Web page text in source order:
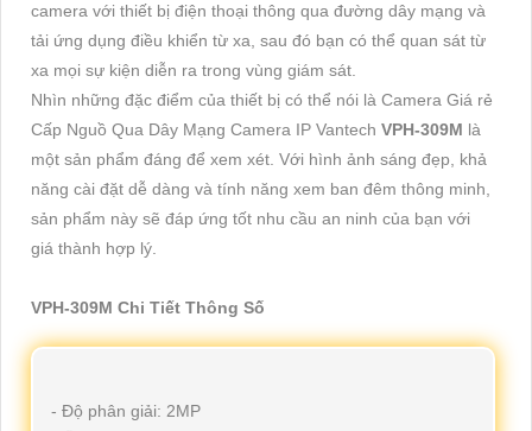
camera với thiết bị điện thoại thông qua đường dây mạng và
tải ứng dụng điều khiển từ xa, sau đó bạn có thể quan sát từ
xa mọi sự kiện diễn ra trong vùng giám sát.
Nhìn những đặc điểm của thiết bị có thể nói là Camera Giá rẻ
Cấp Nguồ Qua Dây Mạng Camera IP Vantech VPH-309M là
một sản phẩm đáng để xem xét. Với hình ảnh sáng đẹp, khả
năng cài đặt dễ dàng và tính năng xem ban đêm thông minh,
sản phẩm này sẽ đáp ứng tốt nhu cầu an ninh của bạn với
giá thành hợp lý.
VPH-309M Chi Tiết Thông Số
- Độ phân giải: 2MP